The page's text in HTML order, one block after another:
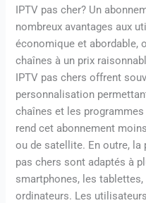
IPTV pas cher? Un
nombreux avantages aux
économique et abordable,
chaînes à un prix
IPTV pas chers offrent
personnalisation
chaînes et les programmes
rend cet abonnement
ou de satellite. En outre, la
pas chers sont adaptés à
smartphones, les
ordinateurs. Les